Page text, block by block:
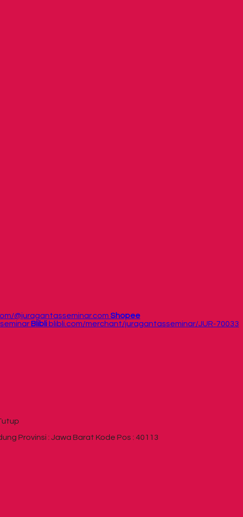
@juragantasseminar.com Shopee
Blibli blibli.com/merchant/juragantasseminar/JUR-70033
Provinsi : Jawa Barat Kode Pos : 40113